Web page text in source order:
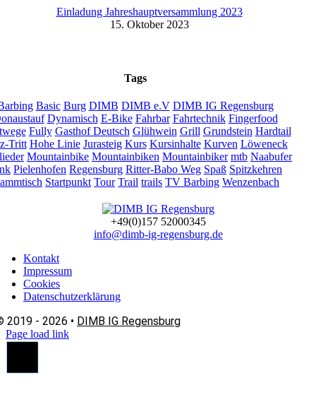
Einladung Jahreshauptversammlung 2023
15. Oktober 2023
Tags
Basic Burg DIMB DIMB e.V DIMB IG Regensburg
Dynamisch E-Bike Fahrbar Fahrtechnik Fingerfood
Fully Gasthof Deutsch Glühwein Grill Grundstein Hardtail
Tritt Hohe Linie Jurasteig Kurs Kursinhalte Kurven Löweneck
Mountainbike Mountainbiken Mountainbiker mtb Naabufer
Pielenhofen Regensburg Ritter-Babo Weg Spaß Spitzkehren
Startpunkt Tour Trail trails TV Barbing Wenzenbach
+49(0)157 52000345
info@dimb-ig-regensburg.de
Kontakt
Impressum
Cookies
Datenschutzerklärung
2019 - 2026 • DIMB IG Regensburg
Page load link
Nach